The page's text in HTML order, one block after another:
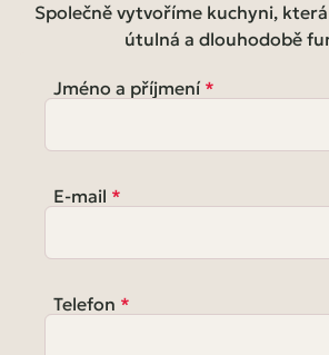
Společně vytvoříme kuchyni,
útulná a dlouhodobě
Jméno a příjmení
E-mail
Telefon